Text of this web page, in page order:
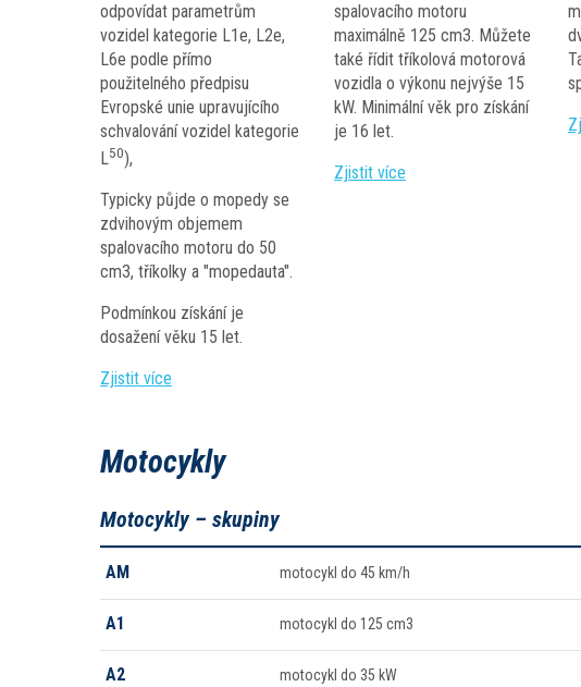
odpovídat parametrům
vozidel kategorie L1e, L2e,
L6e podle přímo
použitelného předpisu
Evropské unie upravujícího
schvalování vozidel kategorie
L50),
Typicky půjde o mopedy se
zdvihovým objemem
spalovacího motoru do 50
cm3, tříkolky a "mopedauta".
Podmínkou získání je
dosažení věku 15 let.
Zjistit více
spalovacího motoru
maximálně 125 cm3. Můžete
také řídit tříkolová motorová
vozidla o výkonu nejvýše 15
kW. Minimální věk pro získání
je 16 let.
Zjistit více
Motocykly
Motocykly – skupiny
AM motocykl do 45 km/h
A1 motocykl do 125 cm3
A2 motocykl do 35 kW